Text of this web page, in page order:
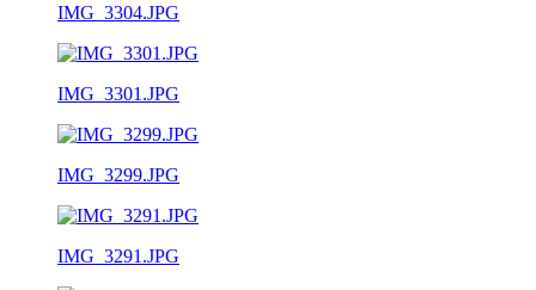
IMG_3304.JPG
IMG_3301.JPG
IMG_3299.JPG
IMG_3291.JPG